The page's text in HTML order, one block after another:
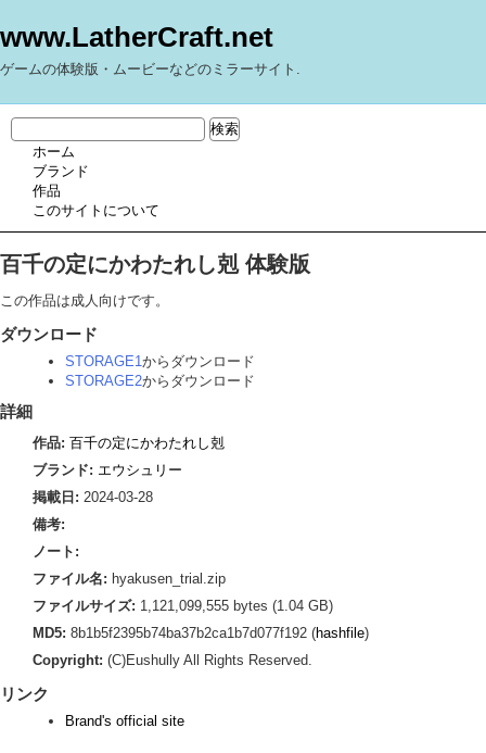
www.LatherCraft.net
ゲームの体験版・ムービーなどのミラーサイト.
ホーム
ブランド
作品
このサイトについて
百千の定にかわたれし剋 体験版
この作品は成人向けです。
ダウンロード
STORAGE1からダウンロード
STORAGE2からダウンロード
詳細
作品: 百千の定にかわたれし剋
ブランド: エウシュリー
掲載日: 2024-03-28
備考:
ノート:
ファイル名: hyakusen_trial.zip
ファイルサイズ: 1,121,099,555 bytes (1.04 GB)
MD5: 8b1b5f2395b74ba37b2ca1b7d077f192 (hashfile)
Copyright: (C)Eushully All Rights Reserved.
リンク
Brand's official site